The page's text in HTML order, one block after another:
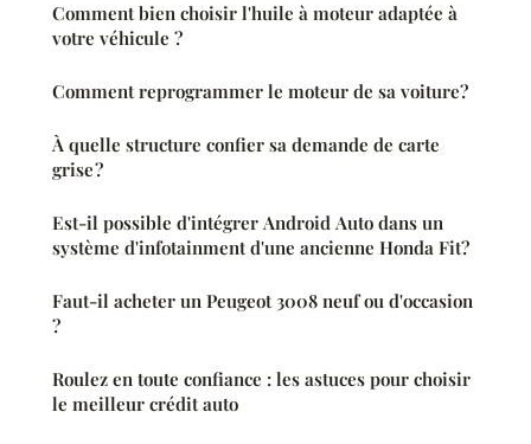
Comment bien choisir l'huile à moteur adaptée à
votre véhicule ?
Comment reprogrammer le moteur de sa voiture?
À quelle structure confier sa demande de carte
grise ?
Est-il possible d'intégrer Android Auto dans un
système d'infotainment d'une ancienne Honda Fit?
Faut-il acheter un Peugeot 3008 neuf ou d'occasion
?
Roulez en toute confiance : les astuces pour choisir
le meilleur crédit auto